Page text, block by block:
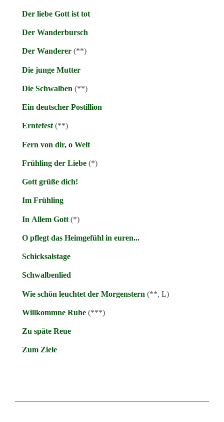
Der liebe Gott ist tot
Der Wanderbursch
Der Wanderer(**)
Die junge Mutter
Die Schwalben (**)
Ein deutscher Postillion
Erntefest(**)
Fern von dir, o Welt
Frühling der Liebe(*)
Gott grüße dich!
Im Frühling
In Allem Gott(*)
O pflegt das Heimgefühl in euren...
Schicksalstage
Schwalbenlied
Wie schön leuchtet der Morgenstern (**, L)
Willkommne Ruhe(***)
Zu späte Reue
Zum Ziele